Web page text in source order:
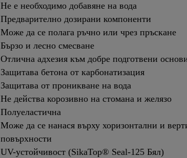
Не е необходимо добавяне на вода
Предварително дозирани компоненти
Може да се полага ръчно или чрез пръскане
Бързо и лесно смесване
Отлична адхезия към добре подготвени
Защитава бетона от карбонатизация
Защитава от проникване на вода
Не действа корозивно на стомана и желязо
Полуеластична
Може да се нанася върху хоризонтални и
повърхности
UV-устойчивост (SikaTop® Seal-125 Бял)